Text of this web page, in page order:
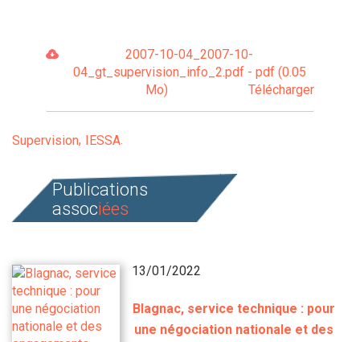
2007-10-04_2007-10-
04_gt_supervision_info_2.pdf - pdf (0.05
Mo)
Télécharger
Supervision IESSA
Publications
associées
13/01/2022
Blagnac, service technique : pour
une négociation nationale et des